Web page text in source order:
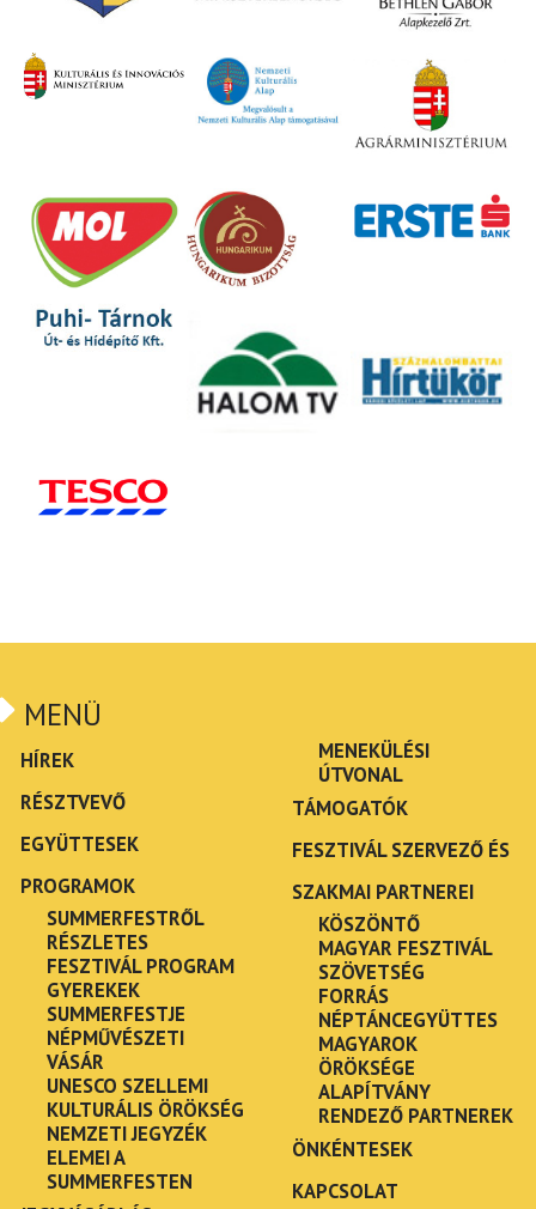
MENÜ
HÍREK
RÉSZTVEVŐ
EGYÜTTESEK
PROGRAMOK
SUMMERFESTRŐL
RÉSZLETES
FESZTIVÁL PROGRAM
GYEREKEK
SUMMERFESTJE
NÉPMŰVÉSZETI
VÁSÁR
UNESCO SZELLEMI
KULTURÁLIS ÖRÖKSÉG
NEMZETI JEGYZÉK
ELEMEI A
SUMMERFESTEN
MENEKÜLÉSI
ÚTVONAL
TÁMOGATÓK
FESZTIVÁL SZERVEZŐ ÉS
SZAKMAI PARTNEREI
KÖSZÖNTŐ
MAGYAR FESZTIVÁL
SZÖVETSÉG
FORRÁS
NÉPTÁNCEGYÜTTES
MAGYAROK
ÖRÖKSÉGE
ALAPÍTVÁNY
RENDEZŐ PARTNEREK
ÖNKÉNTESEK
KAPCSOLAT